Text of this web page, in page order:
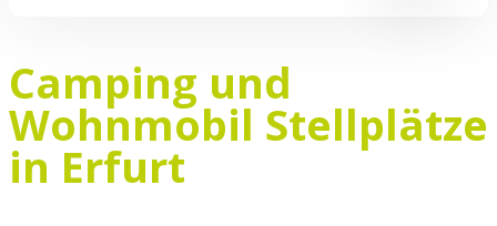
Camping und
Wohnmobil Stellplätze
in Erfurt